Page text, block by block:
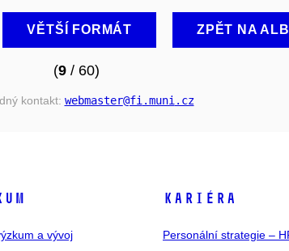
VĚTŠÍ FORMÁT ZPĚT NA
(9/ 60)
kontakt: webmaster@fi .muni .cz
a vývoj
KARIÉRA
Personální strategie –